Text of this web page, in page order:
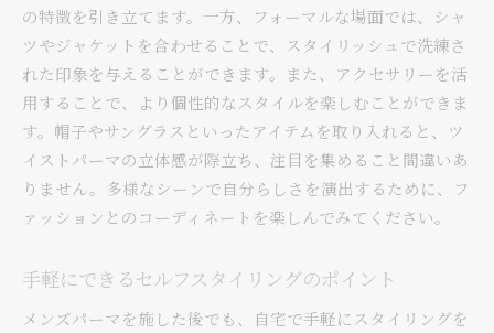
の特徴を引き立てます。一方、フォーマルな場面では、シャ
ツやジャケットを合わせることで、スタイリッシュで洗練さ
れた印象を与えることができます。また、アクセサリーを活
用することで、より個性的なスタイルを楽しむことができま
す。帽子やサングラスといったアイテムを取り入れると、ツ
イストパーマの立体感が際立ち、注目を集めること間違いあ
りません。多様なシーンで自分らしさを演出するために、フ
ァッションとのコーディネートを楽しんでみてください。
手軽にできるセルフスタイリングのポイント
メンズパーマを施した後でも、自宅で手軽にスタイリングを